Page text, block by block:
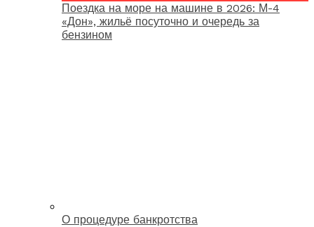
Поездка на море на машине в 2026: М-4
«Дон», жильё посуточно и очередь за
бензином
О процедуре банкротства